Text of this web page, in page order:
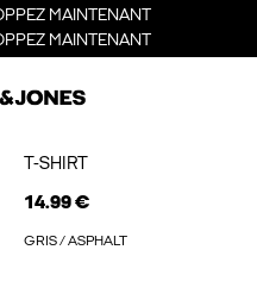
MAINTENANT
MAINTENANT
T-SHIRT
14.99 €
GRIS / ASPHALT